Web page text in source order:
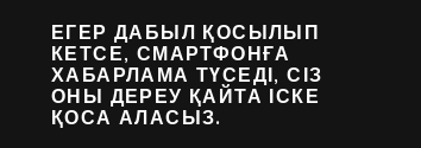
ЕГЕР ДАБЫЛ ҚОСЫЛЫП
КЕТСЕ, СМАРТФОНҒА
ХАБАРЛАМА ТҮСЕДІ, СІЗ
ОНЫ ДЕРЕУ ҚАЙТА ІСКЕ
ҚОСА АЛАСЫЗ.